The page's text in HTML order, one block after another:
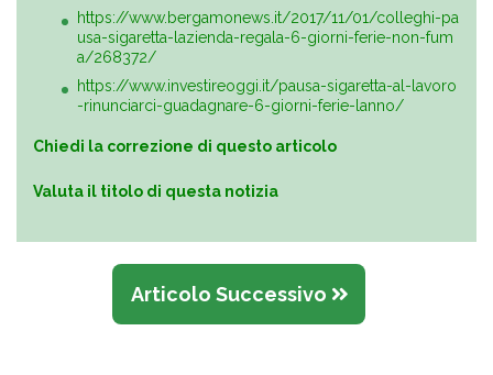
https://www.bergamonews.it/2017/11/01/colleghi-pa
usa-sigaretta-lazienda-regala-6-giorni-ferie-non-fum
a/268372/
https://www.investireoggi.it/pausa-sigaretta-al-lavoro
-rinunciarci-guadagnare-6-giorni-ferie-lanno/
Chiedi la correzione di questo articolo
Valuta il titolo di questa notizia
Articolo Successivo